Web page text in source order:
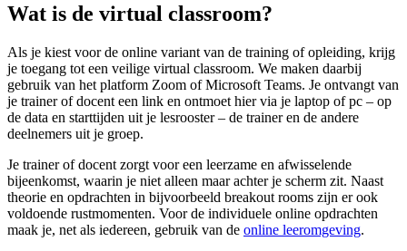
Wat is de virtual classroom?
Als je kiest voor de online variant van de training of opleiding, krijg
je toegang tot een veilige virtual classroom. We maken daarbij
gebruik van het platform Zoom of Microsoft Teams. Je ontvangt van
je trainer of docent een link en ontmoet hier via je laptop of pc – op
de data en starttijden uit je lesrooster – de trainer en de andere
deelnemers uit je groep.
Je trainer of docent zorgt voor een leerzame en afwisselende
bijeenkomst, waarin je niet alleen maar achter je scherm zit. Naast
theorie en opdrachten in bijvoorbeeld breakout rooms zijn er ook
voldoende rustmomenten. Voor de individuele online opdrachten
maak je, net als iedereen, gebruik van de online leeromgeving.